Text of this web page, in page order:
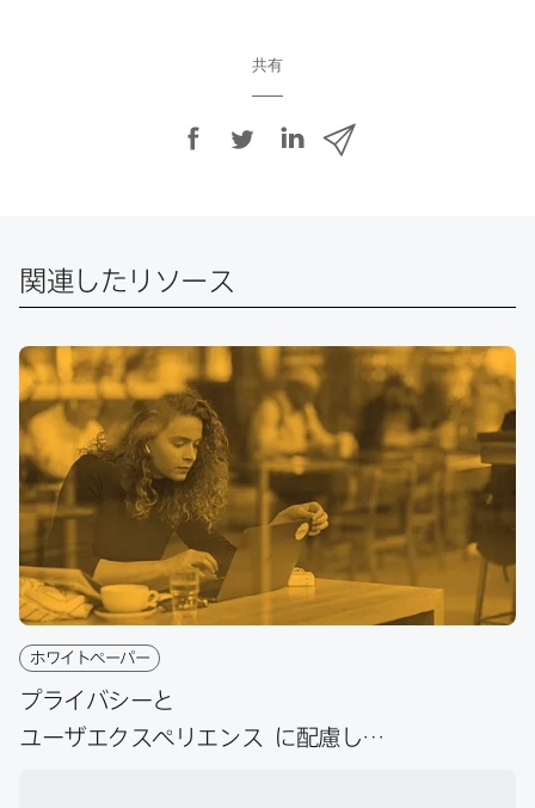
共有
o
で
​
有
共
で
​
共
有
関連したリソース
ホワイトペーパー
プライバシーと​
ユーザエクスペリエンス
に​配慮した